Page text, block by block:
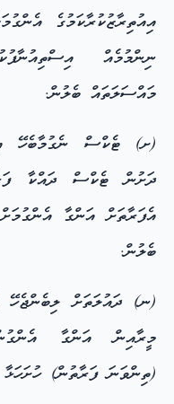
އިއުތިރާޒުކުރާކަމުގެ
ނިންމުމެއް
މައްސަލަތައް ބެލުން.
ދަށުން ޓެކްސް ދައްކާ
އެފަރާތަށް އަންގާ
ބެލުން.
(ނ) ދައުލަތަށް
މީރާއިން އަންގާ
(ތިންވަނަ ފަރާތުން)